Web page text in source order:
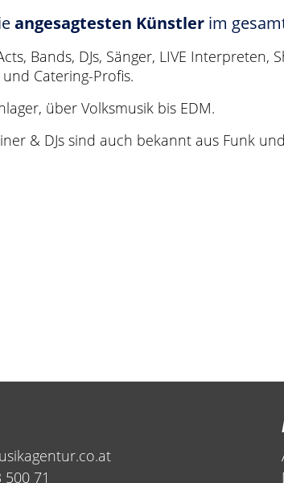
angesagtesten Künstler im
Bands, DJs, Sänger, LIVE
Catering-Profis.
über Volksmusik bis EDM.
& DJs sind auch bekannt aus Funk
71